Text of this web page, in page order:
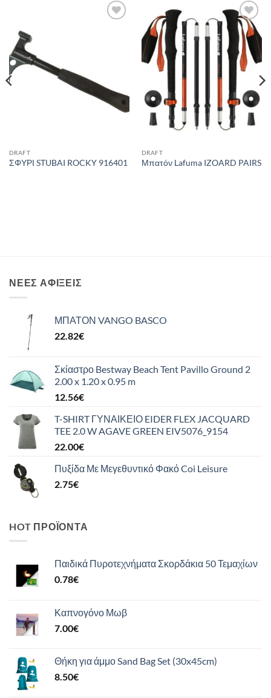
DRAFT
ΣΦΥΡΙ STUBAI ROCKY 916401
Add to
wishlist
DRAFT
Μπατόν Lafuma IZOARD PAIRS
ΝΈΕΣ ΑΦΊΞΕΙΣ
ΜΠΑΤΟΝ VANGO BASCO
22.82€
Σκίαστρο Bestway Beach Tent Pavillo Ground 2
2.00 x 1.20 x 0.95 m
12.56€
T-SHIRT ΓΥΝΑΙΚΕΙΟ EIDER FLEX JACQUARD
TEE 2.0 W AGAVE GREEN EIV5076_9154
22.00€
Πυξίδα Με Μεγεθυντικό Φακό Coi Leisure
2.75€
HOT ΠΡΟΪΌΝΤΑ
Παιδικά Πυροτεχνήματα Σκορδάκια 50 Τεμαχίων
0.78€
Καπνογόνο Μωβ
7.00€
Θήκη για άμμο Sand Bag Set (30x45cm)
8.50€